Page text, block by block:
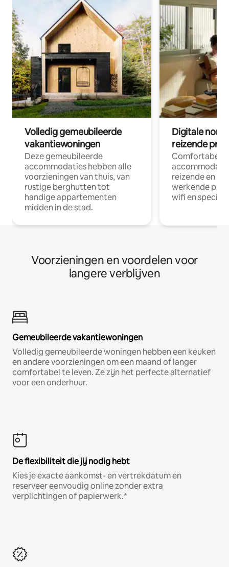
Volledig gemeubileerde
vakantiewoningen
Deze gemeubileerde
accommodaties hebben alle
voorzieningen van thuis, van
rustige berghutten tot
handige appartementen
midden in de stad.
Digitale
reizende
Comfortabele
reizende en
werkende
wifi en
Voorzieningen en voordelen voor
langere verblijven
Gemeubileerde vakantiewoningen
Volledig gemeubileerde woningen hebben een keuken
en andere voorzieningen om een maand of langer
comfortabel te leven. Ze zijn het perfecte alternatief
voor een onderhuur.
De flexibiliteit die jij nodig hebt
Kies je exacte aankomst- en vertrekdatum en
reserveer eenvoudig online zonder extra
verplichtingen of papierwerk.*